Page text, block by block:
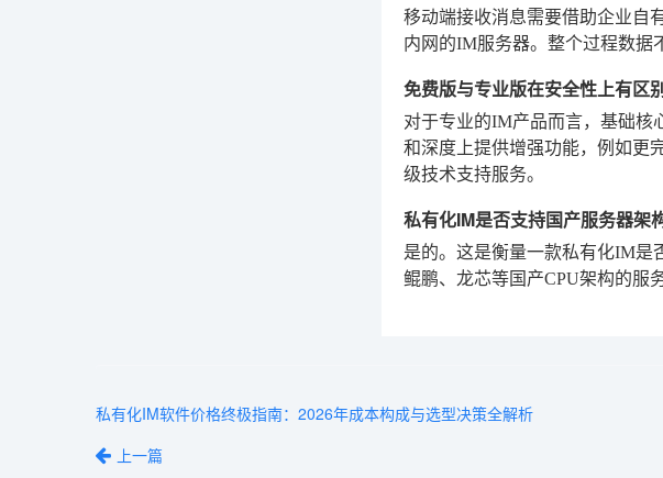
移动端接收消息需要借助企业自
内网的IM服务器。整个过程数据
免费版与专业版在安全性上有区
对于专业的IM产品而言，基础核
和深度上提供增强功能，例如更
级技术支持服务。
私有化IM是否支持国产服务器架
是的。这是衡量一款私有化IM是
鲲鹏、龙芯等国产CPU架构的服
私有化IM软件价格终极指南：2026年成本构成与选型决策全解析
上一篇